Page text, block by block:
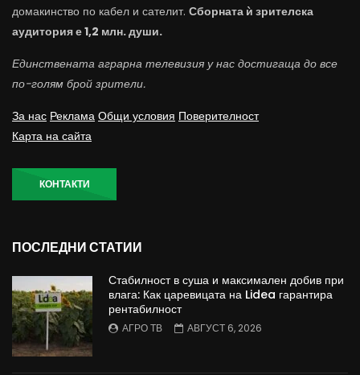
домакинство по кабел и сателит. Сборната ѝ зрителска
аудитория е 1,2 млн. души.
Единствената аграрна телевизия у нас достигаща до все
по-голям брой зрители.
За нас Реклама Общи условия Поверителност
Карта на сайта
КОНТАКТИ
ПОСЛЕДНИ СТАТИИ
Стабилност в суша и максимален добив при
влага: Как царевицата на Lidea гарантира
рентабилност
АГРО ТВ АВГУСТ 6, 2026